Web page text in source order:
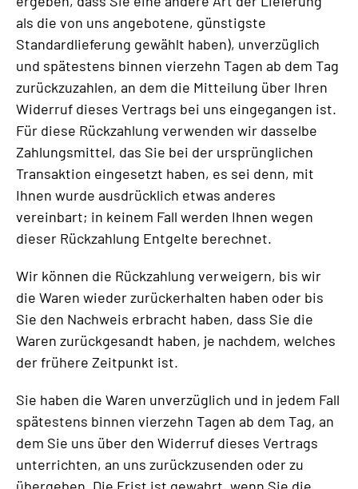
als die von uns angebotene, günstigste
Standardlieferung gewählt haben), unverzüglich
und spätestens binnen vierzehn Tagen ab dem Tag
zurückzuzahlen, an dem die Mitteilung über Ihren
Widerruf dieses Vertrags bei uns eingegangen ist.
Für diese Rückzahlung verwenden wir dasselbe
Zahlungsmittel, das Sie bei der ursprünglichen
Transaktion eingesetzt haben, es sei denn, mit
Ihnen wurde ausdrücklich etwas anderes
vereinbart; in keinem Fall werden Ihnen wegen
dieser Rückzahlung Entgelte berechnet.
Wir können die Rückzahlung verweigern, bis wir
die Waren wieder zurückerhalten haben oder bis
Sie den Nachweis erbracht haben, dass Sie die
Waren zurückgesandt haben, je nachdem, welches
der frühere Zeitpunkt ist.
Sie haben die Waren unverzüglich und in jedem Fall
spätestens binnen vierzehn Tagen ab dem Tag, an
dem Sie uns über den Widerruf dieses Vertrags
unterrichten, an uns zurückzusenden oder zu